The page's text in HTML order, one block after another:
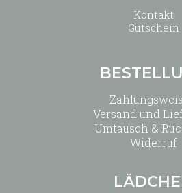
Kontakt
Gutschein
Versand und
Umtausch &
Widerruf